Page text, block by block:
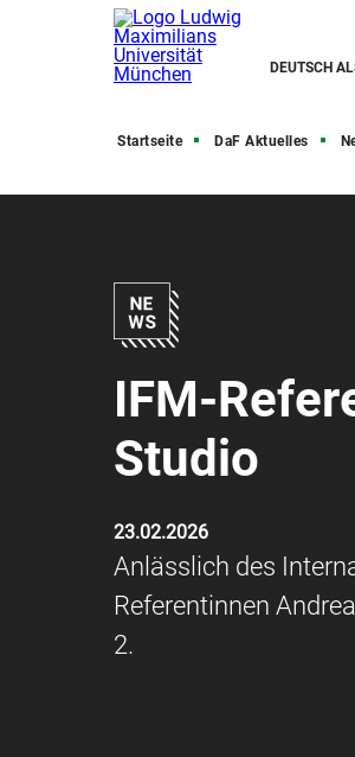
DEUTSCH
Startseite DaF Aktuelles
IFM-
Studio
23.02.2026
Anlässlich des
Referentinnen
2.